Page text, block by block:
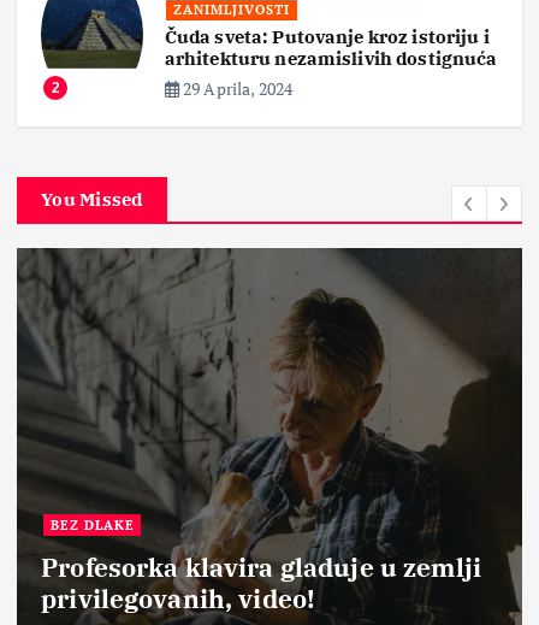
2
ZANIMLJIVOSTI
Čuda sveta: Putovanje kroz istoriju i
arhitekturu nezamislivih dostignuća
29 Aprila, 2024
You Missed
BEZ DLAKE
Profesorka klavira gladuje u zemlji
privilegovanih, video!